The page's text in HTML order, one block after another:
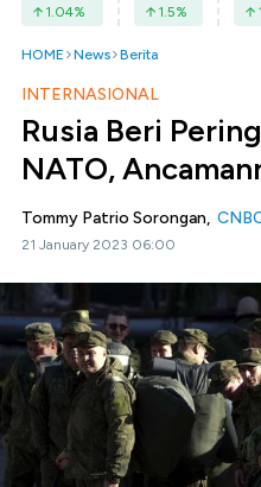
1.04% 1.5%
HOME News Berita
INTERNASIONAL
Rusia Beri
NATO,
Tommy Patrio Sorongan,
21 January 2023 06:00